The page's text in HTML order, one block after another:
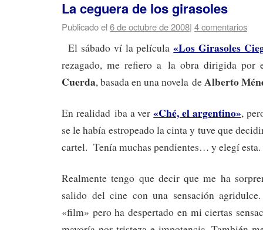
La ceguera de los girasoles
Publicado el6 de octubre de 2008| 4 comentarios
El sábado ví la película«Los Girasoles
rezagado, me refiero a la obra dirigida por
Cuerda, basada en una novela deAlberto
En realidad iba a ver«Ché, el argentino»,
se le había estropeado la cinta y tuve que
cartel. Tenía muchas pendientes… y elegí esta.
Realmente tengo que decir que me ha
salido del cine con una sensación
«film» pero ha despertado en mi ciertas